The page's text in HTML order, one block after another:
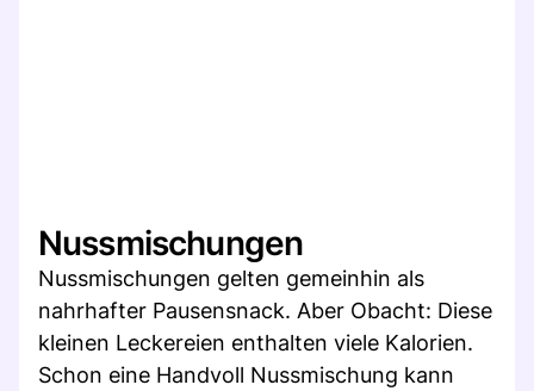
Nussmischungen
Nussmischungen gelten gemeinhin als
nahrhafter Pausensnack. Aber Obacht: Diese
kleinen Leckereien enthalten viele Kalorien.
Schon eine Handvoll Nussmischung kann